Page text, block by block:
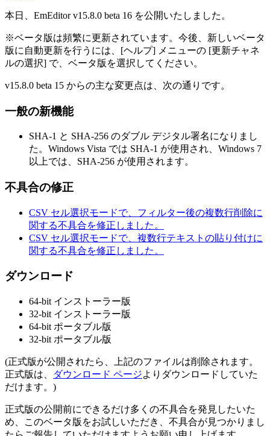
本日、EmEditor v15.8.0 beta 16 を公開いたしました。
※ベータ版は頻繁に更新されています。今後、新しいベータ
版に自動更新を行うには、[ヘルプ] メニューの [更新チャネ
ルの選択] で、ベータ版を選択してください。
v15.8.0 beta 15 からの主な変更点は、次の通りです。
一般の新機能
SHA-1 と SHA-256 のダブル デジタル署名になりまし
た。Windows Vista では SHA-1 が使用され、Windows 7
以上では、SHA-256 が使用されます。
不具合の修正
CSV セル選択モードで、フィルター後の複数行削除に
関する不具合を修正しました。
CSV セル選択モードで、複数行テキストの貼り付けに
関する不具合を修正しました。
ダウンロード
64-bit インストーラー版
32-bit インストーラー版
64-bit ポータブル版
32-bit ポータブル版
(正式版が公開されたら、上記のファイルは削除されます。
正式版は、
ダウンロード ページよりダウンロードしていた
だけます。)
正式版の公開前にできるだけ多くの不具合を発見したいた
め、このベータ版をお試しいただき、不具合が見つかりまし